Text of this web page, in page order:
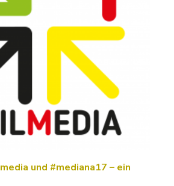
und #mediana17 – ein